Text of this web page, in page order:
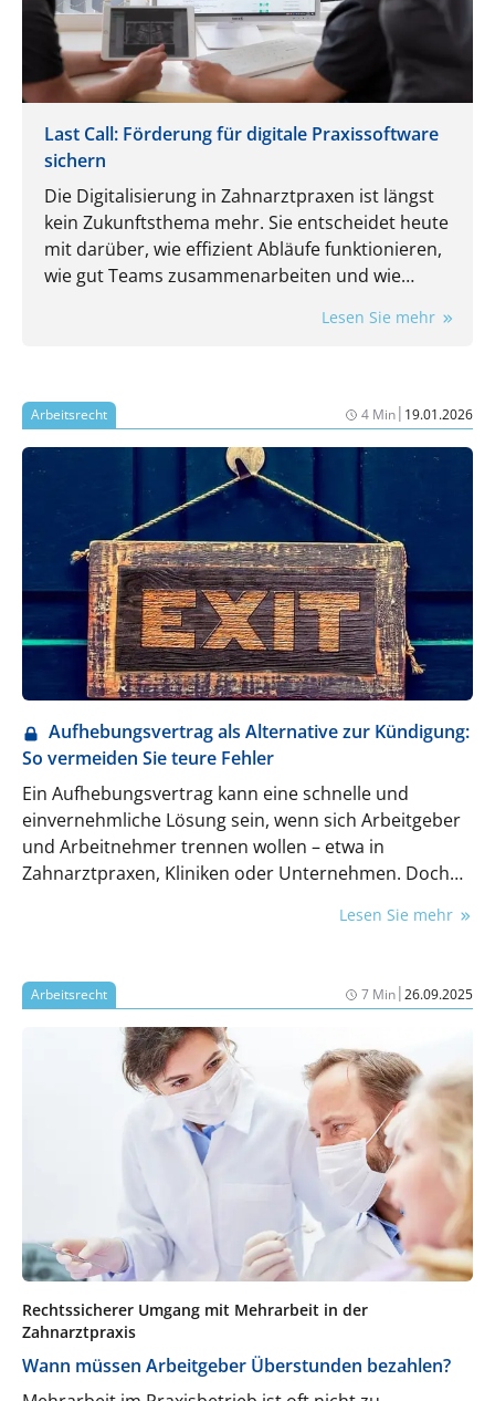
Last Call: Förderung für digitale Praxissoftware
sichern
Die Digitalisierung in Zahnarztpraxen ist längst
kein Zukunftsthema mehr. Sie entscheidet heute
mit darüber, wie effizient Abläufe funktionieren,
wie gut Teams zusammenarbeiten und wie
Lesen Sie mehr
Arbeitsrecht 4 Min| 19.01.2026
Aufhebungsvertrag als Alternative zur Kündigung:
So vermeiden Sie teure Fehler
Ein Aufhebungsvertrag kann eine schnelle und
einvernehmliche Lösung sein, wenn sich Arbeitgeber
und Arbeitnehmer trennen wollen – etwa in
Zahnarztpraxen, Kliniken oder Unternehmen. Doch
finanzielle Risiken: von Sperrzeiten beim
Anfechtungsgründen. Wann ein Aufhebungsvertrag
sinnvoll ist und worauf zu achten ist, zeigt dieser
Lesen Sie mehr
Arbeitsrecht 7 Min|26.09.2025
Rechtssicherer Umgang mit Mehrarbeit in der
Zahnarztpraxis
Wann müssen Arbeitgeber Überstunden bezahlen?